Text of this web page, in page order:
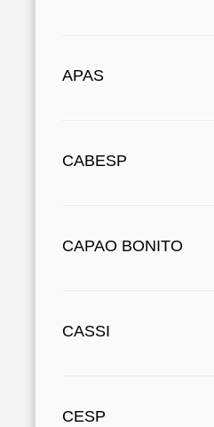
APAS
CABESP
CAPAO BONITO
CASSI
CESP